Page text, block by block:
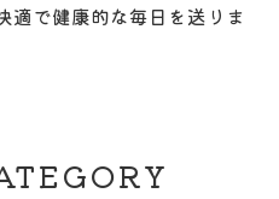
適で健康的な毎日を送りま